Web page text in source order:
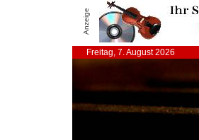
Anzeige
Freitag, 7. August 2026